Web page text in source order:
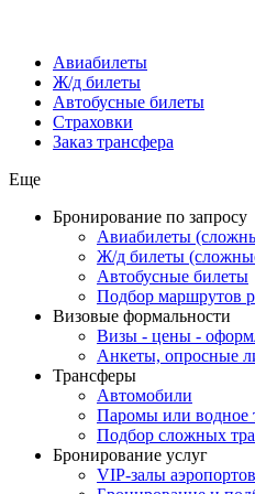
Авиабилеты
Ж/д билеты
Автобусные билеты
Страховки
Заказ трансфера
Еще
Бронирование по запросу
Авиабилеты
Ж/д билеты
Автобусные билеты
Подбор маршрутов
Визовые формальности
Визы - цены -
Анкеты, опросные
Трансферы
Автомобили
Паромы или водное
Подбор сложных
Бронирование услуг
VIP-залы